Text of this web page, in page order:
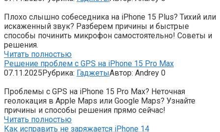
Плохо слышно собеседника на iPhone 15 Plus? Тихий или
искаженный звук? Разберем причины и быстрые
способы починить микрофон самостоятельно! Советы и
решения.
Читать полностью
Решение проблем с GPS на iPhone 15 Pro Max
07.11.2025Рубрика: ГаджетыАвтор: Andrey 0
Проблемы с GPS на iPhone 15 Pro Max? Неточная
геолокация в Apple Maps или Google Maps? Узнайте
причины и способы решения прямо сейчас!
Читать полностью
Как исправить не заряжается iPhone 14